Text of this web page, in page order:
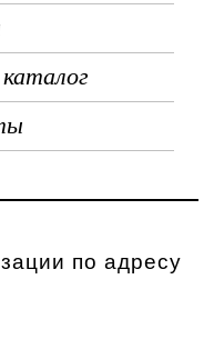
по адресу